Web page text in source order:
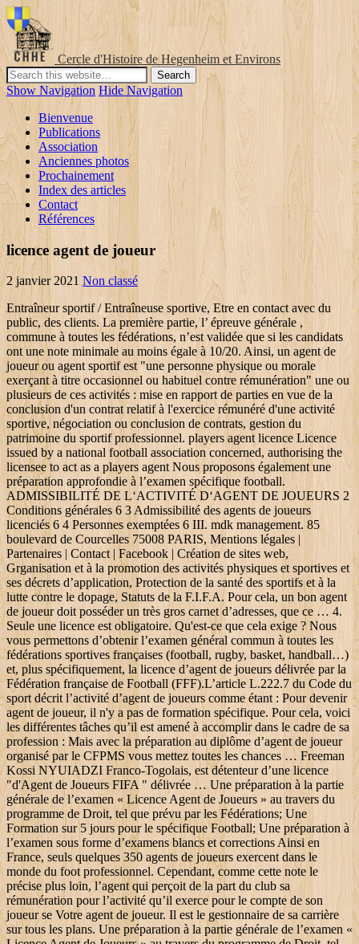
Cercle d'Histoire de Hegenheim et Environs
Show Navigation Hide Navigation
Bienvenue
Publications
Association
Anciennes photos
Prochainement
Index des articles
Contact
Références
licence agent de joueur
2 janvier 2021 Non classé
Entraîneur sportif / Entraîneuse sportive, Etre en contact avec du public, des clients. La première partie, l’ épreuve générale , commune à toutes les fédérations, n’est validée que si les candidats ont une note minimale au moins égale à 10/20. Ainsi, un agent de joueur ou agent sportif est "une personne physique ou morale exerçant à titre occasionnel ou habituel contre rémunération" une ou plusieurs de ces activités : mise en rapport de parties en vue de la conclusion d'un contrat relatif à l'exercice rémunéré d'une activité sportive, négociation ou conclusion de contrats, gestion du patrimoine du sportif professionnel. players agent licence Licence issued by a national football association concerned, authorising the licensee to act as a players agent Nous proposons également une préparation approfondie à l’examen spécifique football. ADMISSIBILITÉ DE L‘ACTIVITÉ D‘AGENT DE JOUEURS 2 Conditions générales 6 3 Admissibilité des agents de joueurs licenciés 6 4 Personnes exemptées 6 III. mdk management. 85 boulevard de Courcelles 75008 PARIS, Mentions légales | Partenaires | Contact | Facebook | Création de sites web, Grganisation et à la promotion des activités physiques et sportives et ses décrets d’application, Protection de la santé des sportifs et à la lutte contre le dopage, Statuts de la F.I.F.A. Pour cela, un bon agent de joueur doit posséder un très gros carnet d’adresses, que ce … 4. Seule une licence est obligatoire. Qu'est-ce que cela exige ? Nous vous permettons d’obtenir l’examen général commun à toutes les fédérations sportives françaises (football, rugby, basket, handball…) et, plus spécifiquement, la licence d’agent de joueurs délivrée par la Fédération française de Football (FFF).L’article L.222.7 du Code du sport décrit l’activité d’agent de joueurs comme étant : Pour devenir agent de joueur, il n'y a pas de formation spécifique. Pour cela, voici les différentes tâches qu’il est amené à accomplir dans le cadre de sa profession : Mais avec la préparation au diplôme d’agent de joueur organisé par le CFPMS vous mettez toutes les chances … Freeman Kossi NYUIADZI Franco-Togolais, est détenteur d’une licence "d'Agent de Joueurs FIFA " délivrée … Une préparation à la partie générale de l’examen « Licence Agent de Joueurs » au travers du programme de Droit, tel que prévu par les Fédérations; Une Formation sur 5 jours pour le spécifique Football; Une préparation à l’examen sous forme d’examens blancs et corrections Ainsi en France, seuls quelques 350 agents de joueurs exercent dans le monde du foot professionnel. Cependant, comme cette note le précise plus loin, l’agent qui perçoit de la part du club sa rémunération pour l’activité qu’il exerce pour le compte de son joueur se Votre agent de joueur. Il est le gestionnaire de sa carrière sur tous les plans. Une préparation à la partie générale de l’examen « Licence Agent de Joueurs » au travers du programme de Droit, tel que prévu par les Fédérations; Une Formation sur 5 jours pour le spécifique Football; Une préparation à l’examen sous forme d’examens blancs et corrections Un agent de joueur s’occupe de la carrière d’un sportif professionnel. Join to Connect. L’agent de footballeur a un salaire basé sur des commissions calculées à partir de la rémunération brute du joueur dont il s’occupe. Si la profession fait rêver (perspective de gains importants, relations avec le monde sportif de haut niveau) force est de constater que le métier totalise peu d'élus. Ce dernier, assez complexe, comprend une épreuve générale (connaissances juridiques générales, droit du sport) et une épreuve technique (règles sportives relatives à la discipline pour laquelle on souhaite officier). #Fifa #mercato — NZV-SD (@NZVSD) May 2, 2019 En retour, il/elle touche une commission basée sur la rémunération de l'athlète. Cet examen général au métier d’agent est le même, quel que soit le sport visé : football, rugby, basket, handball…. . L'agent de joueurs ou agent sportif est une personne qui, à titre occasionnel ou habituel et contre rémunération, met en rapport les parties (joueurs et clubs) intéressées à la conclusion d'un contrat rémunéré d'une activité sportive (loi n°2000-627 du 6 juillet 2000 modifiée par le décret de novembre 2002). La signature d’un joueur de foot est engageante a bien des égards. Welcome to the NCAA Agent Certification Application. Agent FFF. Pour lui point besoin de détenir la licence professionnelle mais en retour son champ de compétences est plus restreint que celui d'un agent sportif. Agents De Joueurs is on Facebook. et pour vous former aux exigences pratiques du métier. La session 2020 de la première épreuve de l’examen de la licence d’agent sportif, de nature écrite, se déroulera le lundi 14 décembre 2020, après-midi, à la Maison des … License Agent bizim kullanıcıların henüz derecelendirilmiş değildir. 3.3K likes. Leader et implantée depuis 2009, l’École des Agents de Joueurs de Football (E.A.J.F) dispense une formation complète au métier d’agent de joueurs pour vous permettre d’obtenir la licence d’agent sportif en réussissant l’examen de la F.F.F. O başlangıçta bizim veritabanı üzerinde 06.01.2008 eklendi. Le pourcentage varie entre 3 à 10% (le maximum autorisé en France). ». 311 A la découverte du métier. Chaque année, la majorité des aspirants agents qui obtient leur licence est passée par les bancs de l’EAJF. Facebook gives people the power to … est un gage de crédibilité. Experience. S'il faut avant tout avoir un bon carnet d'adresses, il faut aussi être bon communicant, négociateur et pédagogue. et … Nos avocats spécialisés assurent ce rôle en parfaite harmonie avec l’expertise footballistique de l’agent en charge du dossier. L'agent de joueur touche des commissions calculées à partir de la rémunération brute du joueur. 2 6 5 3 - / 4 / . La Licence Agent FIFA sera obligatoire en 2020, mais il est possible que cela s'applique dès la saison prochaine. Agent sportif Agent de Joueurs Agent de club Intermédiaire & recrutement Conseil & assistance et leurs règlements d’application, Règlement de la F.I.F.A. f Licence pour exercer l activité d agent de joueurs, délivrée par l association nationale compétente. ACQUISITION ET PERTE DE LA LICENCE D‘AGENT DE JOUEURS Lundi, octobre 20, 2015 Qu'est-ce que cela rapporte ? L’épreuve est composée de vingt questions en QCM et la note minimale d’admission est de 14/20. Ainsi dans le domaine du foot, ils sont chaque année 400 à 500 candidats à postuler pour un taux de réussite compris entre 10 et 20%. License Agent aşağıdaki işletim sistemlerinde çalışır: Windows. Le métier d'agent de joueur implique des connaissances dans de nombreux domaines : sport, marketing, droit, gestion, fiscalité, relations publiques sans oublier la maîtrise des langues étrangères. Des trajectoires professionnelles variées Dossier : qui peut devenir agent de joueurs ? Interview de Christophe HAOUILI, Juriste & Intervenant chez AMOS Sport Business School pour la formation Agent de Joueurs. 3,384 likes. Pour se voir délivrer la licence d’agent sportif, il vous faut au préalable réussir un examen organisé par le Comité National Olympique Sportif Français (CNOSF). Notre institution représente ainsi bien plus qu’un simple organisme de formation : nous savons ce dont vous avez besoin pour réussir cet examen, obligatoire pour exercer la profession d’agent sportif en France. Join Facebook to connect with Agents De Joueurs and others you may know. L'agent / l'agente de joueur est un(e) médiateur(trice) entre un sportif professionnel et un club sportif. Welcome to the NCAA-Certified Agent Portal (NCAP). Il existe un grand nombre de profils parmi les personnes qui ont voulu devenir agent de joueurs et qui exercent aujourd’hui cette profession. A noter depuis la loi dite de modernisation des professions judiciaires ou juridiques (mars 2011), un avocat peut désormais agir en qualité de mandataire sportif. Est-il facile d’obtenir une licence d’agent de footballeurs en France ? Notre formation est conçue par des avocats pour des non-juristes motivés ayant décidé d’acquérir les connaissances nécessaires à la réussite de l’examen d’agent de joueurs. Pour cela, voici les différentes tâches qu’il est amené à accomplir dans le cadre de sa profession : Examen d’agent : les 3 dernières épreuves sont en ligne Annales examen agent de joueur. OK. Ceux qui n'auront pas la licence, pourront exercer en tant que tuteurs ou représentants légaux, mais ne recevront jamais d'argent pour un transfert. Sans préparation au préalable, vos chances de réussite sont minces. gouvernant l’activité des agents sportifs, Règles de Procédure de la Commission du Statut du Joueur de la F.I.F.A, Statuts et Règlements de la Fédération Française de Football et leurs annexes, Statuts et Règlements de la Ligue de Football Professionnel, Formation complète e-learning (Générale et Spécifique Football), + de 90 modules interactifs sur notre plateforme, Paiement sécurisé par CB en en 3 ou 10 fois sans frais, Support assisté par un de nos avocats référents. La limite de 5% ne s’applique que si la commission de l’agent lui est versée par le joueur, et pas lorsque la commission lui est versée par le club. Nous vous permettons d’obtenir l’examen général commun à toutes les fédérations sportives françaises (football, rugby, basket, handball…) et, plus spécifiquement, la licence d’agent de joueurs délivrée par la Fédération française de Football (FFF). Join to Connect. Hunting and fishing licenses, and conservation access passes (CAP), can be purchased at the following authorized licensing agents. Cette entrée, publiée dans Uncategorized, est taguée Annales examen agent de joueurs, Epreuve generale agents, Epreuve novembre, Examen agent 2012, Examen agent 2013, Examen agent 2014, Examen agent de joueurs, Examen FFF, FFF. Il lui interdit en effet de prospecter de nouveaux talents. En Amérique du Nord, Scott Boras (baseball) et Pat Brisson (hockey) figurent parmi les agents de joueurs les plus conn